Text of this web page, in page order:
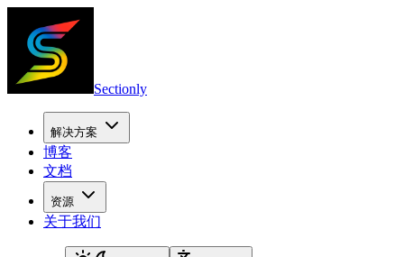
Sectionly
解决方案
博客
文档
资源
关于我们